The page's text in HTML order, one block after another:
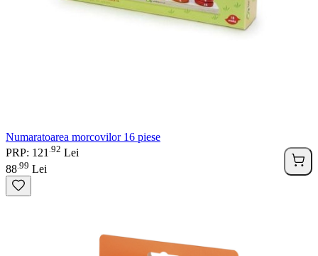
Numaratoarea morcovilor 16 piese
PRP: 121 92 Lei
88 99 Lei